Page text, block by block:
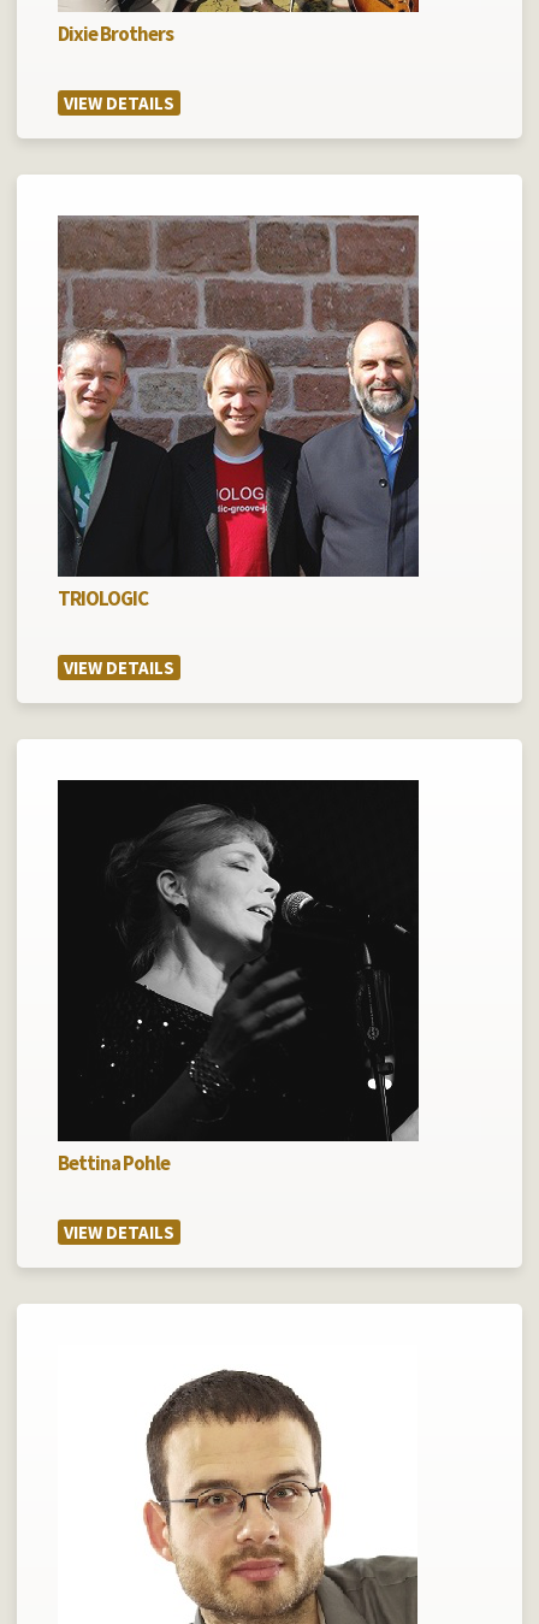
Dixie Brothers
VIEW DETAILS
TRIOLOGIC
VIEW DETAILS
Bettina Pohle
VIEW DETAILS